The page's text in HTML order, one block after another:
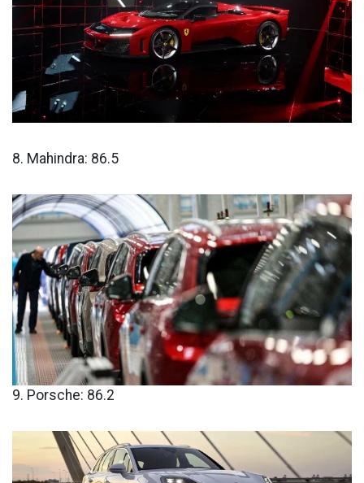
8. Mahindra: 86.5
9. Porsche: 86.2